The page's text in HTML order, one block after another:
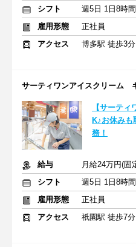
シフト
週5日 1日8時
雇用形態
正社員
アクセス
博多駅 徒歩3分
サーティワンアイスクリーム
【サーテ
K♪お休み
務！
給与
月給24万円(固
シフト
週5日 1日8時
雇用形態
正社員
アクセス
祇園駅 徒歩7分